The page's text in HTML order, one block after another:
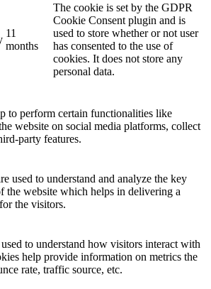
11
months
The cookie is set by the GDPR
Cookie Consent plugin and is
used to store whether or not user
has consented to the use of
cookies. It does not store any
personal data.
to perform certain functionalities like
website on social media platforms, collect
party features.
used to understand and analyze the key
the website which helps in delivering a
the visitors.
to understand how visitors interact with
help provide information on metrics the
rate, traffic source, etc.